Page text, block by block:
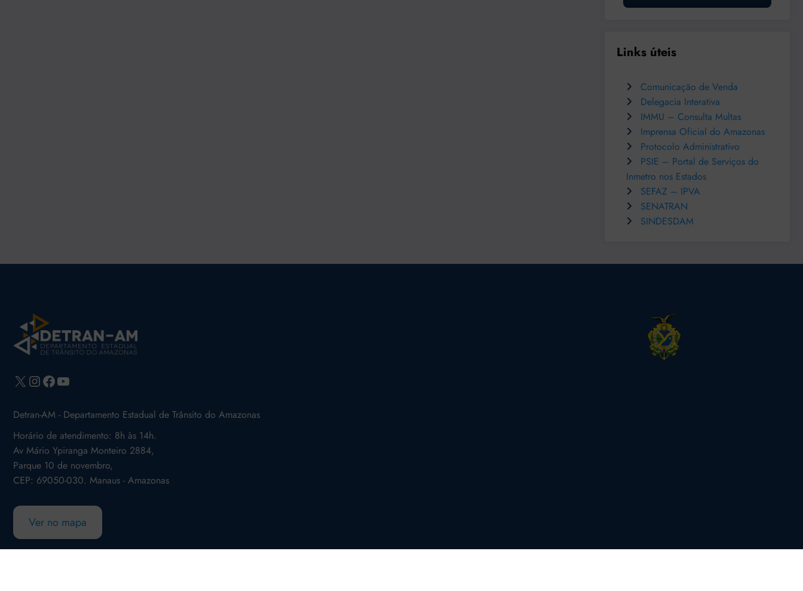
Links úteis
Comunicação de Venda
Delegacia Interativa
IMMU – Consulta Multas
Imprensa Oficial do Amazonas
Protocolo Administrativo
PSIE – Portal de Serviços do
Inmetro nos Estados
SEFAZ – IPVA
SENATRAN
SINDESDAM
X Instagram
Facebook
Youtube
Detran-AM - Departamento Estadual de Trânsito do Amazonas
Horário de atendimento: 8h às 14h.
Av Mário Ypiranga Monteiro 2884,
Parque 10 de novembro,
CEP: 69050-030. Manaus - Amazonas
Ver no mapa